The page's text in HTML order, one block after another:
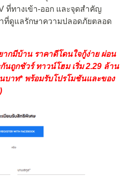
ที่ทางเข้า-ออก และจุดสำคัญ
ที่ดูแลรักษาความปลอดภัยตลอด
กมีบ้าน ราคาดีโดนใจกู้ง่าย ผ่อน
นถูกชัวร์ ทาวน์โฮม เริ่ม 2.29 ล้าน
บาท* พร้อมรับโปรโมชันและของ